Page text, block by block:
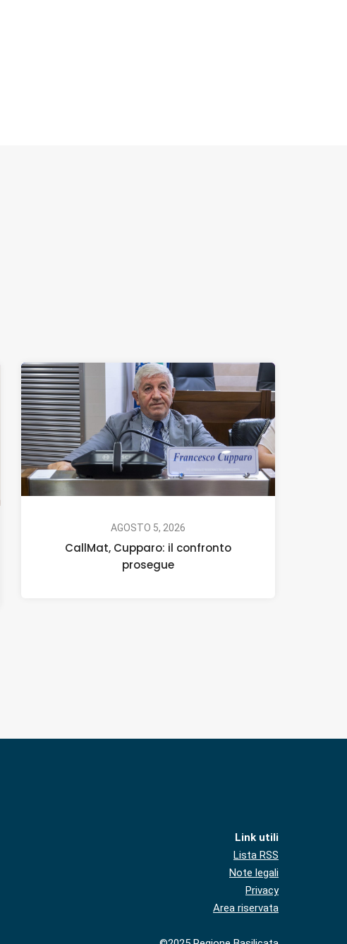
AGOSTO 5, 2026
CallMat, Cupparo: il confronto
prosegue
Link utili
Lista RSS
Note legali
Privacy
Area riservata